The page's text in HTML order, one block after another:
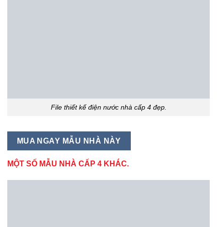
File thiết kế điện nước nhà cấp 4 đẹp.
MUA NGAY MẪU NHÀ NÀY
MỘT SỐ MẪU NHÀ CẤP 4 KHÁC.